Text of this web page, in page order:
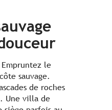
le
sauvage.
de roches
Une villa de